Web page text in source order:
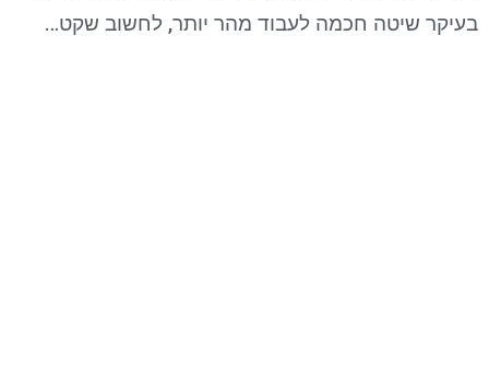
בעיקר שיטה חכמה לעבוד מהר יותר, לחשוב שקט…